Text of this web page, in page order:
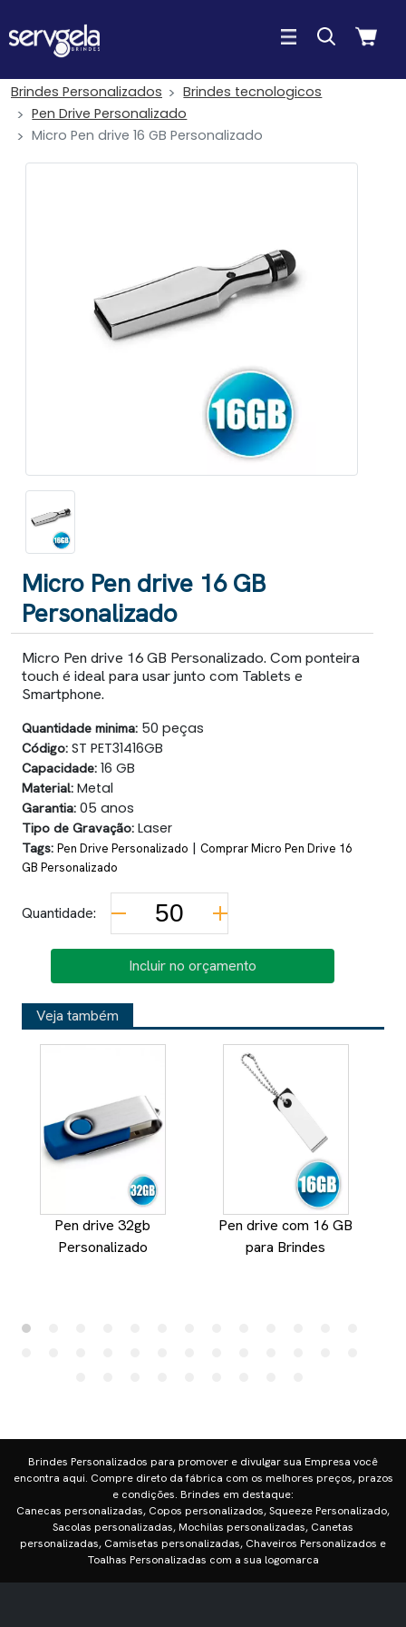
Brindes Personalizados
Brindes tecnologicos
Pen Drive Personalizado
Micro Pen drive 16 GB Personalizado
Micro Pen drive 16 GB
Personalizado
Micro Pen drive 16 GB Personalizado. Com ponteira
touch é ideal para usar junto com Tablets e
Smartphone.
Quantidade minima: 50 peças
Código: ST PET31416GB
Capacidade: 16 GB
Material: Metal
Garantia: 05 anos
Tipo de Gravação: Laser
Tags: Pen Drive Personalizado | Comprar Micro Pen Drive 16
GB Personalizado
Quantidade:
Incluir no orçamento
Veja também
Pen drive 32gb
Personalizado
Pen drive com 16 GB
para Brindes
Brindes Personalizados para promover e divulgar sua Empresa você
encontra aqui. Compre direto da fábrica com os melhores preços, prazos
e condições. Brindes em destaque:
Canecas personalizadas, Copos personalizados, Squeeze Personalizado,
Sacolas personalizadas, Mochilas personalizadas, Canetas
personalizadas, Camisetas personalizadas, Chaveiros Personalizados e
Toalhas Personalizadas com a sua logomarca